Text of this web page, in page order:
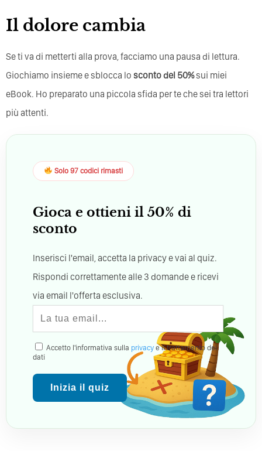
Il dolore cambia
Se ti va di metterti alla prova, facciamo una pausa di lettura.
Giochiamo insieme e sblocca lo sconto del 50%sui miei
eBook. Ho preparato una piccola sfida per te che sei tra lettori
più attenti.
Solo 97 codici rimasti
Gioca e ottieni il 50% di
sconto
Inserisci l'email, accetta la privacy e vai al quiz.
Rispondi correttamente alle 3 domande e ricevi
via email l'offerta esclusiva.
Accetto l'informativa sulla privacy e il trattamento dei
dati
Inizia il quiz